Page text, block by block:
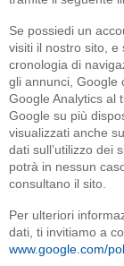
Se possiedi un
visiti il nostro sito, e
cronologia di
gli annunci, Google
Google Analytics al
Google su più
visualizzati anche
dati sull’utilizzo dei
potrà in nessun
consultano il sito.
Per ulteriori
dati, ti invitiamo a
www.google.com/